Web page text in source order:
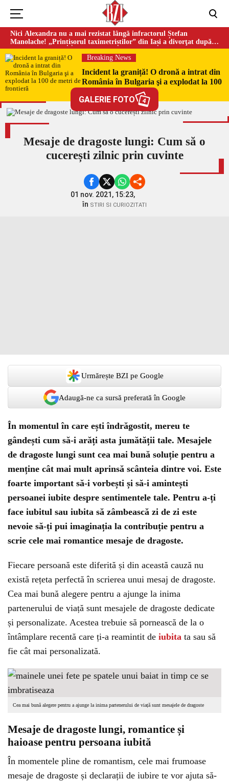
Nici Alexandra nu a mai rezistat lângă infractorul Ștefan
Manolache! „Prințișorul taximetriștilor” din Iași a divorţat după
doi ani de căsnicie
Breaking News
Incident la graniță! O dronă a intrat din
România în Bulgaria şi a explodat la 100
de metri de frontieră
GALERIE FOTO 4
Mesaje de dragoste lungi: Cum să o
cucerești zilnic prin cuvinte
01 nov. 2021, 15:23,
în STIRI SI CURIOZITATI
Urmărește BZI pe Google
Adaugă-ne ca sursă preferată în Google
În momentul în care ești îndrăgostit, mereu te
gândești cum să-i arăți asta jumătății tale. Mesajele
de dragoste lungi sunt cea mai bună soluție pentru a
menține cât mai mult aprinsă scânteia dintre voi. Este
foarte important să-i vorbești și să-i amintești
persoanei iubite despre sentimentele tale. Pentru a-ți
face iubitul sau iubita să zâmbească zi de zi este
nevoie să-ți pui imaginația la contribuție pentru a
scrie cele mai romantice mesaje de dragoste.
Fiecare persoană este diferită și din această cauză nu
există rețeta perfectă în scrierea unui mesaj de dragoste.
Cea mai bună alegere pentru a ajunge la inima
partenerului de viață sunt mesajele de dragoste dedicate
și personalizate. Acestea trebuie să pornească de la o
întâmplare recentă care ți-a reamintit de iubita ta sau să
fie cât mai personalizată.
Cea mai bună alegere pentru a ajunge la inima partenerului de viață sunt mesajele de dragoste
Mesaje de dragoste lungi, romantice și
haioase pentru persoana iubită
În momentele pline de romantism, cele mai frumoase
mesaje de dragoste și declarații de iubire te vor ajuta să-